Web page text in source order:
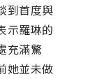
到首度與
示羅琳的
充滿驚
她並未做